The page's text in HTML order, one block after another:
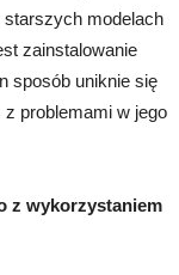
starszych modelach
zainstalowanie
sposób uniknie się
z problemami w jego
z wykorzystaniem